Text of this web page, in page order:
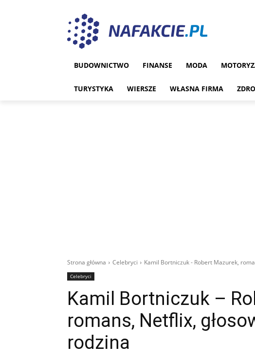
BUDOWNICTWO FINANSE MODA
TURYSTYKA WIERSZE WŁASNA FIRMA
Strona główna Celebryci Kamil Bortniczuk - Robert Mazurek,
Celebryci
Kamil Bortniczuk –
romans, Netflix,
rodzina